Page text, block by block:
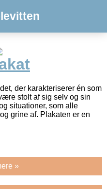
der karakteriserer én som
stolt af sig selv og sin
situationer, som alle
grine af. Plakaten er en
»